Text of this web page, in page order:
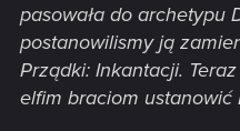
pasowała do archetypu
postanowilismy ją
Prządki: Inkantacji.
elfim braciom ustanowić